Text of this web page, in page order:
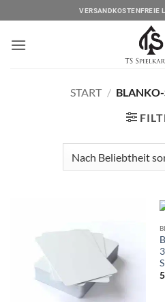
Inhalt
springen
VERSANDKOSTENFREIE
START /